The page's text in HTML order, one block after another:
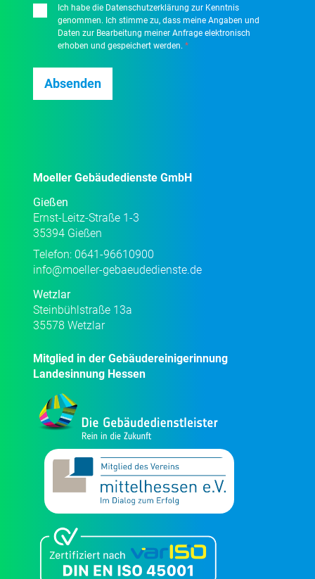
Ich habe die Datenschutzerklärung zur Kenntnis
genommen. Ich stimme zu, dass meine Angaben und
Daten zur Bearbeitung meiner Anfrage elektronisch
erhoben und gespeichert werden. *
Moeller Gebäudedienste GmbH
Gießen
Ernst-Leitz-Straße 1-3
35394 Gießen
Telefon: 0641-96610900
info@moeller-gebaeudedienste.de
Wetzlar
Steinbühlstraße 13a
35578 Wetzlar
Mitglied in der Gebäudereinigerinnung
Landesinnung Hessen